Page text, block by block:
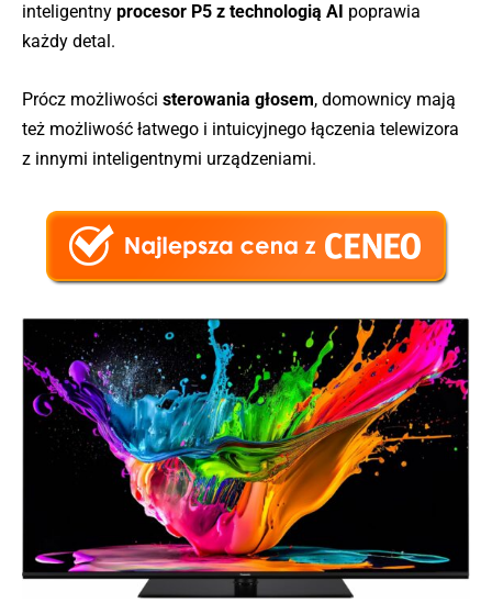
inteligentny procesor P5 z technologią AI poprawia
każdy detal.
Prócz możliwości sterowania głosem, domownicy mają
też możliwość łatwego i intuicyjnego łączenia telewizora
z innymi inteligentnymi urządzeniami.